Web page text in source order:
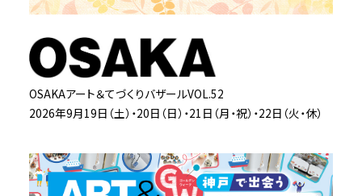
OSAKAアート＆てづくりバザールVOL.52
2026年9月19日（土）・20日（日）・21日（月・祝）・22日（火・休）